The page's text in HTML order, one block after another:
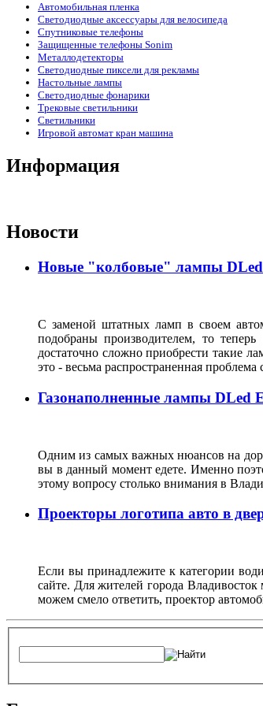
Автомобильная пленка
Светодиодные аксессуары для велосипеда
Спутниковые телефоны
Защищенные телефоны Sonim
Металлодетекторы
Светодиодные пиксели для рекламы
Настольные лампы
Светодиодные фонарики
Трековые светильники
Светильники
Игровой автомат кран машина
Информация
Новости
Новые "колбовые" лампы DLed
С заменой штатных ламп в своем
подобраны производителем, то
достаточно сложно приобрести такие
это - весьма распространенная
Газонаполненные лампы DLed
Одним из самых важных нюансов на
вы в данный момент едете. Именно
этому вопросу столько внимания в
Проекторы логотипа авто в
Если вы принадлежите к категории
сайте. Для жителей города
можем смело ответить, проектор